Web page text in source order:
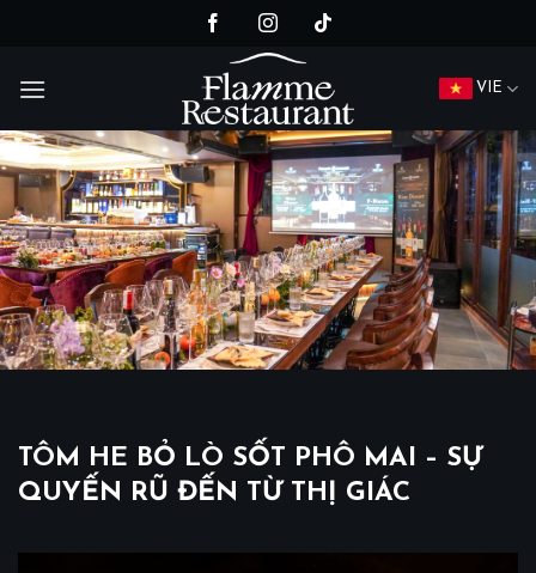
dung
VIE
TÔM HE BỎ LÒ SỐT PHÔ MAI – SỰ
QUYẾN RŨ ĐẾN TỪ THỊ GIÁC